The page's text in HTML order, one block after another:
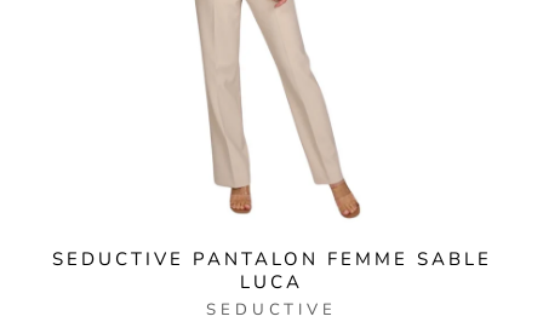
SEDUCTIVE PANTALON FEMME SABLE
LUCA
SEDUCTIVE